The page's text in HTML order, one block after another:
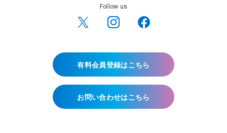
Follow us
有料会員登録はこちら
お問い合わせはこちら